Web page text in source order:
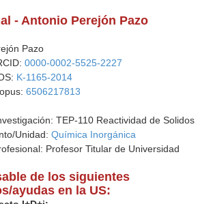
- Antonio Perejón Pazo
Pazo
0000-0002-5525-2227
K-1165-2014
6506217813
TEP-110 Reactividad de Solidos
Unidad: Química Inorgánica
Profesor Titular de Universidad
de los siguientes
ayudas en la US: